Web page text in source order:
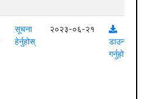
सूचना
हेर्नुहोस्
२०२३-०६-२१
डाउनलोड
गर्नुहोस्